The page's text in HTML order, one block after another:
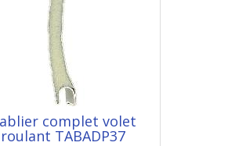
complet volet
roulant TABADP37